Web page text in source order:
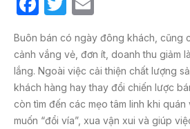
c
e
b
o
itt
er
ail
Buôn bán có ngày đông khách, cũng
cảnh vắng vẻ, đơn ít, doanh thu giảm
lắng. Ngoài việc cải thiện chất lượng
khách hàng hay thay đổi chiến lược
còn tìm đến các mẹo tâm linh khi
muốn “đổi vía”, xua vận xui và giúp